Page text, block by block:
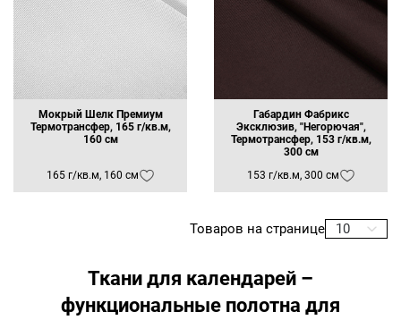
Мокрый Шелк Премиум
Термотрансфер, 165 г/кв.м,
160 см
165 г/кв.м, 160 см
Габардин Фабрикс
Эксклюзив, "Негорючая",
Термотрансфер, 153 г/кв.м,
300 см
153 г/кв.м, 300 см
Товаров на странице 10
Ткани для календарей –
функциональные полотна для
Заявка на бесплатные образцы